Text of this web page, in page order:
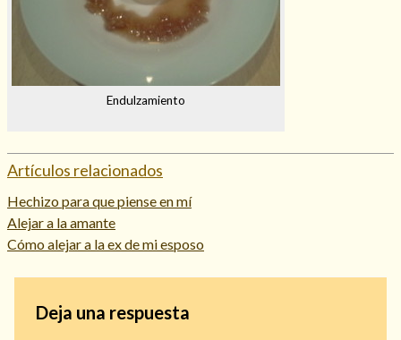
Endulzamiento
Artículos relacionados
Hechizo para que piense en mí
Alejar a la amante
Cómo alejar a la ex de mi esposo
Deja una respuesta